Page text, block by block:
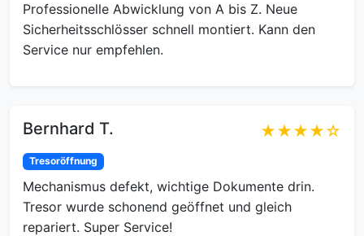
Professionelle Abwicklung von A bis Z. Neue
Sicherheitsschlösser schnell montiert. Kann den
Service nur empfehlen.
Bernhard T. ★★★★☆
Tresoröffnung
Mechanismus defekt, wichtige Dokumente drin.
Tresor wurde schonend geöffnet und gleich
repariert. Super Service!